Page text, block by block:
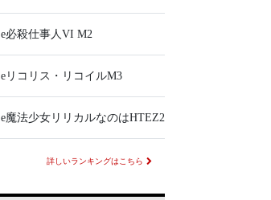
e必殺仕事人VI M2
eリコリス・リコイルM3
e魔法少女リリカルなのはHTEZ2
詳しいランキングはこちら